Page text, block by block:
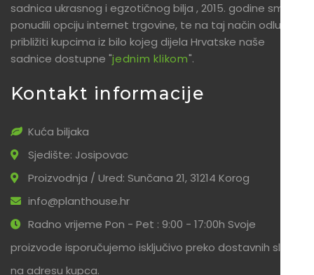
sadnica ukrasnog i egzotičnog bilja , 2015. godine smo
ponudili opciju internet trgovine, te na taj način odlučili
približiti kupcima iz bilo kojeg dijela Hrvatske naše
sadnice dostupne "jednim klikom".
Kontakt informacije
Kuća biljaka
Sjedište: Josipovac
Proizvodnja / Ured: Sunčana 21, 31214 Korog
info@planthouse.hr
Radno vrijeme Pon - Pet : 9:00 - 17:00h Svoje
proizvode isporučujemo isključivo preko dostavnih službi
na adresu kupca.